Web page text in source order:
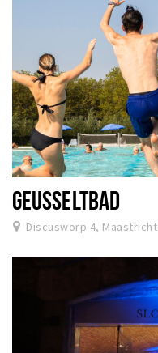
GEUSSELTBAD
Discusworp 4, Maastricht